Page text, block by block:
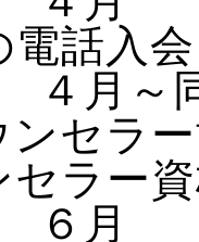
電話入会
４月～
ンセラ
セラー
６月